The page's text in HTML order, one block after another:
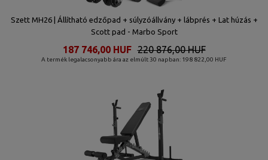
Szett MH26 | Állítható edzőpad + súlyzóállvány + lábprés + Lat húzás +
Scott pad - Marbo Sport
A termék legalacsonyabb ára az elmúlt 30 napban: 198 822,00 HUF
220 876,00 HUF
187 746,00 HUF